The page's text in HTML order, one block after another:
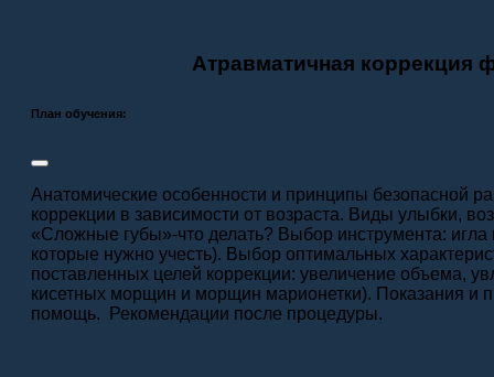
Атравматичная коррекция
План обучения:
Анатомические особенности и принципы безопасной
коррекции в зависимости от возраста. Виды улыбки,
«Сложные губы»-что делать? Выбор инструмента: игла
которые нужно учесть). Выбор оптимальных
поставленных целей коррекции: увеличение объема,
кисетных морщин и морщин марионетки). Показания и
помощь. Рекомендации после процедуры.